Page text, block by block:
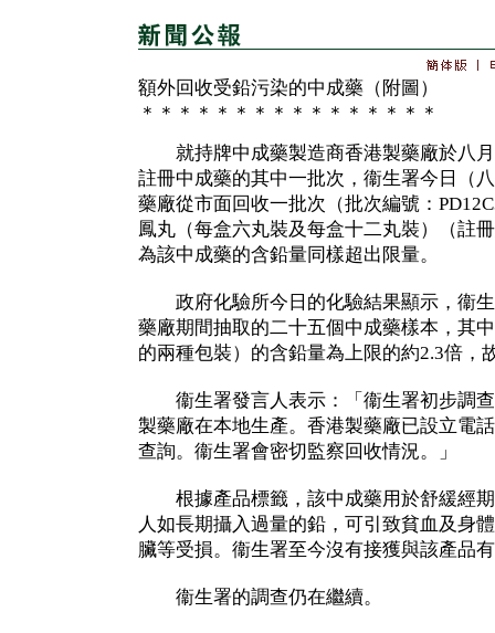
額外回收受鉛污染的中成藥（附圖）
＊＊＊＊＊＊＊＊＊＊＊＊＊＊＊＊
就持牌中成藥製造商香港製藥廠於八月
註冊中成藥的其中一批次，衞生署今日（
藥廠從市面回收一批次（批次編號：
鳳丸（每盒六丸裝及每盒十二丸裝）（註
為該中成藥的含鉛量同樣超出限量。
政府化驗所今日的化驗結果顯示，衞生
藥廠期間抽取的二十五個中成藥樣本，其
的兩種包裝）的含鉛量為上限的約2.3倍，
衞生署發言人表示：「衞生署初步調查
製藥廠在本地生產。香港製藥廠已設立電
查詢。衞生署會密切監察回收情況。」
根據產品標籤，該中成藥用於舒緩經期
人如長期攝入過量的鉛，可引致貧血及身
臟等受損。衞生署至今沒有接獲與該產品
衞生署的調查仍在繼續。